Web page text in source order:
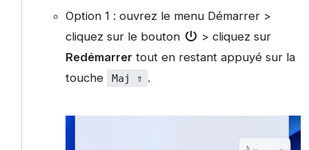
Option 1 : ouvrez le menu Démarrer >
cliquez sur le bouton
> cliquez sur
Redémarrer tout en restant appuyé sur la
touche
Maj ⇑ .